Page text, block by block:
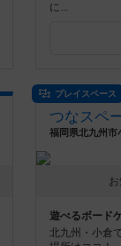
に...
プレイスペース
遊べるボード
北九州・小倉